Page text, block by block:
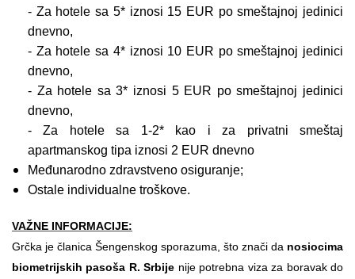
- Za hotele sa 5* iznosi 15 EUR po smeštajnoj jedinici
dnevno,
- Za hotele sa 4* iznosi 10 EUR po smeštajnoj jedinici
dnevno,
- Za hotele sa 3* iznosi 5 EUR po smeštajnoj jedinici
dnevno,
- Za hotele sa 1-2* kao i za privatni smeštaj
apartmanskog tipa iznosi 2 EUR dnevno
Međunarodno zdravstveno osiguranje;
Ostale individualne troškove.
VAŽNE INFORMACIJE:
Grčka je članica Šengenskog sporazuma, što znači da nosiocima
biometrijskih pasoša R. Srbije nije potrebna viza za boravak do